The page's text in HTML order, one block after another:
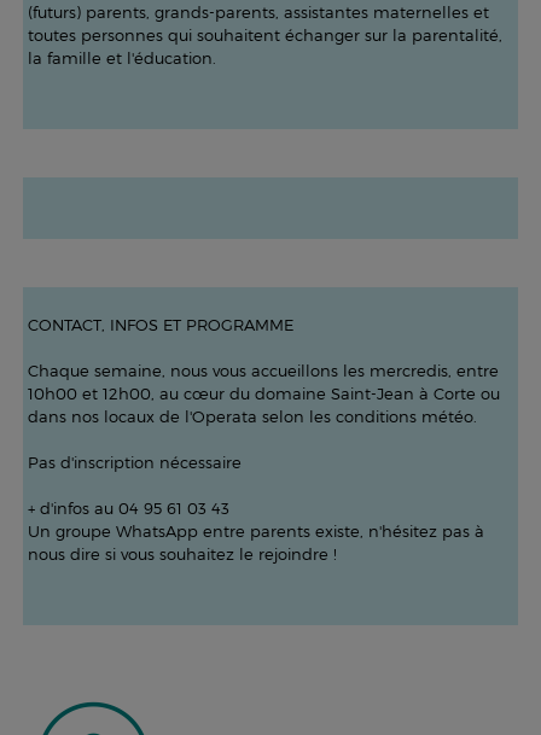
(futurs) parents, grands-parents, assistantes maternelles et
toutes personnes qui souhaitent échanger sur la parentalité,
la famille et l'éducation.
CONTACT, INFOS ET PROGRAMME
Chaque semaine, nous vous accueillons les mercredis, entre
10h00 et 12h00, au cœur du domaine Saint-Jean à Corte ou
dans nos locaux de l'Operata selon les conditions météo.
Pas d'inscription nécessaire
+ d'infos au 04 95 61 03 43
Un groupe WhatsApp entre parents existe, n'hésitez pas à
nous dire si vous souhaitez le rejoindre !